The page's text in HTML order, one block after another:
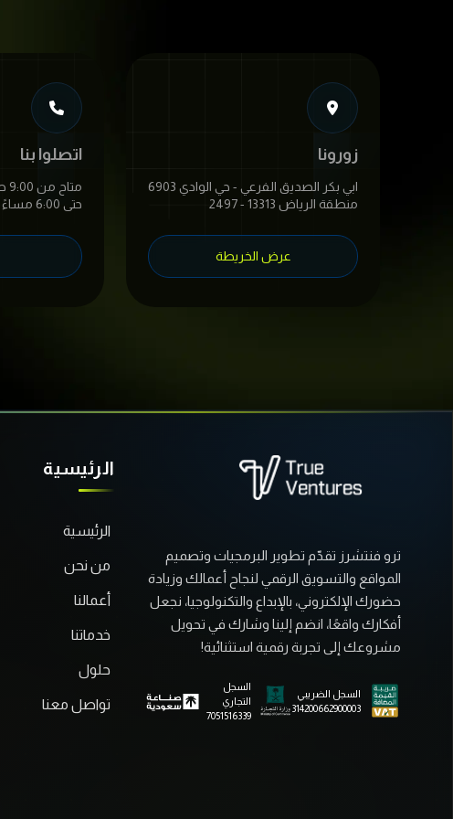
زورونا
6903 ابي بكر الصديق الفرعي - حي الوادي
منطقة الرياض 13313 - 2497
عرض الخريطة
اتصلوا بنا
حتى 6:00 مساءً
ترو فنتشرز تقدّم تطوير البرمجيات وتصميم
المواقع والتسويق الرقمي لنجاح أعمالك وزيادة
حضورك الإلكتروني، بالإبداع والتكنولوجيا، نجعل
أفكارك واقعًا، انضم إلينا وشارك في تحويل
مشروعك إلى تجربة رقمية استثنائية!
السجل الضريبي
314200662900003
السجل
التجاري
7051516339
الرئيسية
الرئيسية
من نحن
أعمالنا
خدماتنا
حلول
تواصل معنا